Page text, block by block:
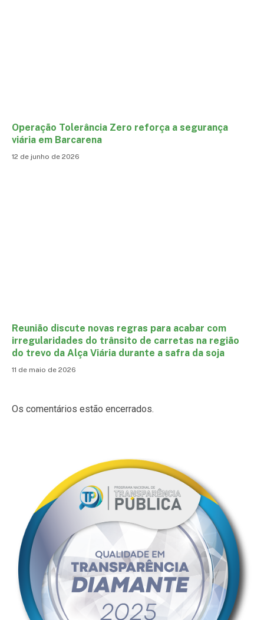
Operação Tolerância Zero reforça a segurança
viária em Barcarena
12 de junho de 2026
Reunião discute novas regras para acabar com
irregularidades do trânsito de carretas na região
do trevo da Alça Viária durante a safra da soja
11 de maio de 2026
Os comentários estão encerrados.